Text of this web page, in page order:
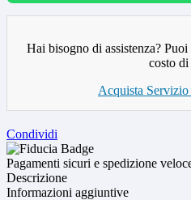
Hai bisogno di assistenza?
costo di
Acquista
Condividi
Pagamenti sicuri e spedizione
Descrizione
Informazioni aggiuntive